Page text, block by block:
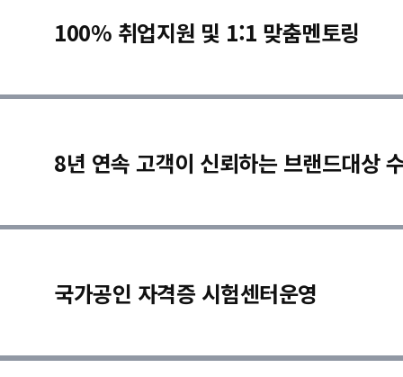
100% 취업지원 및 1:1 맞춤멘토링
8년 연속 고객이 신뢰하는 브랜드대상
국가공인 자격증 시험센터운영